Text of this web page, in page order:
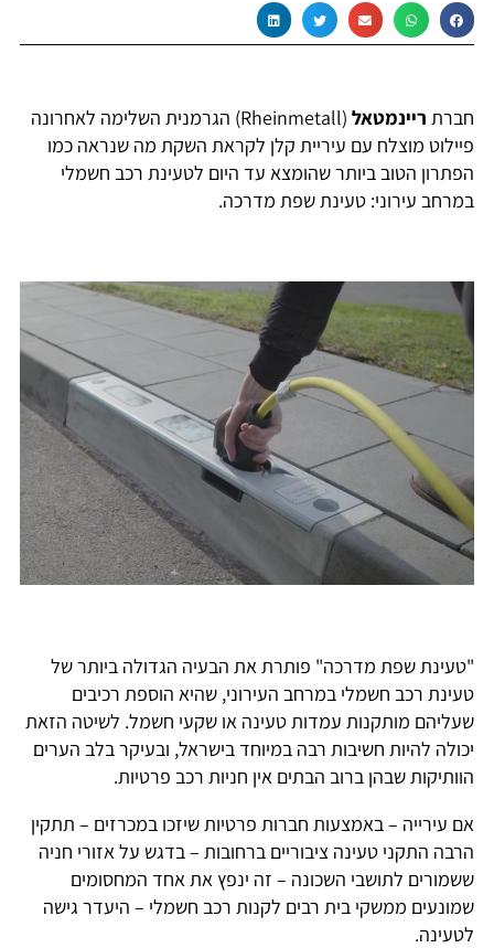
חברת ריינמטאל
(Rheinmetall) הגרמנית השלימה לאחרונה
פיילוט מוצלח עם עיריית קלן לקראת השקת מה שנראה כמו
הפתרון הטוב ביותר שהומצא עד היום לטעינת רכב חשמלי
במרחב עירוני: טעינת שפת מדרכה.
"טעינת שפת מדרכה" פותרת את הבעיה הגדולה ביותר של
טעינת רכב חשמלי במרחב העירוני, שהיא הוספת רכיבים
שעליהם מותקנות עמדות טעינה או שקעי חשמל. לשיטה הזאת
יכולה להיות חשיבות רבה במיוחד בישראל, ובעיקר בלב הערים
הוותיקות שבהן ברוב הבתים אין חניות רכב פרטיות.
אם עירייה – באמצעות חברות פרטיות שיזכו במכרזים – תתקין
הרבה התקני טעינה ציבוריים ברחובות – בדגש על אזורי חניה
ששמורים לתושבי השכונה – זה ינפץ את אחד המחסומים
שמונעים ממשקי בית רבים לקנות רכב חשמלי – היעדר גישה
לטעינה.